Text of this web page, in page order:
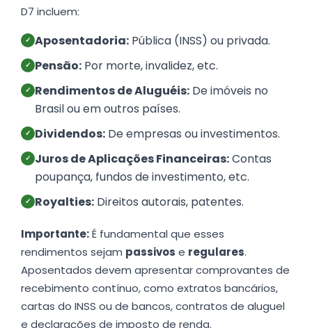
D7 incluem:
✓ Aposentadoria: Pública (INSS) ou privada.
✓ Pensão: Por morte, invalidez, etc.
✓ Rendimentos de Aluguéis: De imóveis no
Brasil ou em outros países.
✓ Dividendos: De empresas ou investimentos.
✓ Juros de Aplicações Financeiras:Contas
poupança, fundos de investimento, etc.
✓ Royalties: Direitos autorais, patentes.
Importante:É fundamental que esses
rendimentos sejam passivos e regulares.
Aposentados devem apresentar comprovantes de
recebimento contínuo, como extratos bancários,
cartas do INSS ou de bancos, contratos de aluguel
e declarações de imposto de renda.